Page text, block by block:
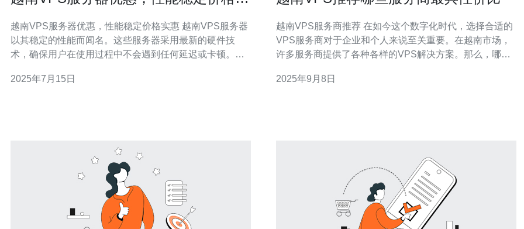
越南VPS服务器优惠，性能稳定价格实惠 越南VPS服务器
以其稳定的性能而闻名。这些服务器采用最新的硬件技
术，确保用户在使用过程中不会遇到任何延迟或卡顿。无
器来承载其网站或应用程序。 与其他国家的VPS服务器相
2025年7月15日
越南VPS服务商推荐 在如今这个数字化时代，选择合适的
VPS服务商对于企业和个人来说至关重要。在越南市场，
许多服务商提供了各种各样的VPS解决方案。那么，哪些
南VPS服务商，帮助您做出明智的选择。 1. Vietnix - 优质
2025年9月8日